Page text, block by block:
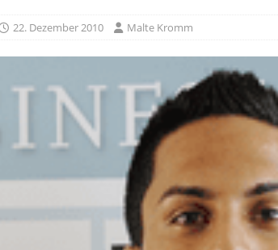
22. Dezember 2010 Malte Kromm